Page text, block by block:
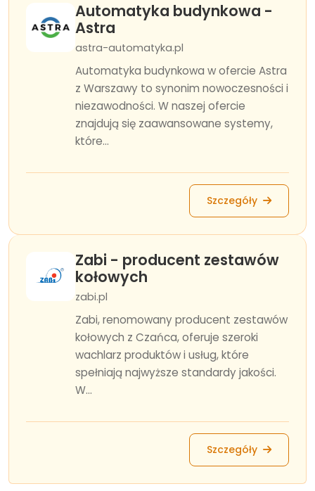
Automatyka budynkowa -
Astra
astra-automatyka.pl
Automatyka budynkowa w ofercie Astra
z Warszawy to synonim nowoczesności i
niezawodności. W naszej ofercie
znajdują się zaawansowane systemy,
które...
Szczegóły
Zabi - producent zestawów
kołowych
zabi.pl
Zabi, renomowany producent zestawów
kołowych z Czańca, oferuje szeroki
wachlarz produktów i usług, które
spełniają najwyższe standardy jakości.
W...
Szczegóły